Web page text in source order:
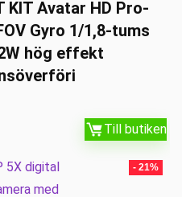
KIT Avatar HD Pro-
Gyro 1/1,8-tums
hög effekt
Till butiken
- 21%